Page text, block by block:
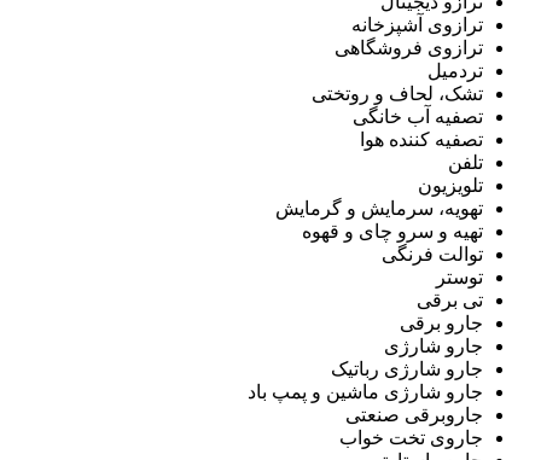
ترازوی آشپزخانه
ترازوی فروشگاهی
تردمیل
تشک، لحاف و روتختی
تصفیه آب خانگی
تصفیه کننده هوا
تلفن
تلویزیون
تهویه، سرمایش و گرمایش
تهیه و سرو چای و قهوه
توالت فرنگی
توستر
تی برقی
جارو برقی
جارو شارژی
جارو شارژی رباتیک
جارو شارژی ماشین و پمپ باد
جاروبرقی صنعتی
جاروی تخت خواب